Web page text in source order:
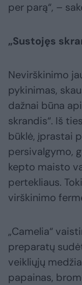
per parą“, –
„Sustojęs
Nevirškinimo
pykinimas,
dažnai būna
skrandis“. Iš
būklė, įprastai
persivalgymo,
kepto maisto
pertekliaus.
virškinimo
„Camelia“
preparatų
veikliųjų
papainas,